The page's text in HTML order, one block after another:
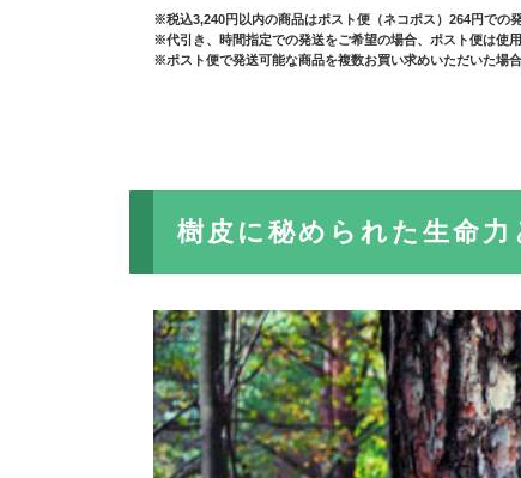
※税込3,240円以内の商品はポスト便（ネコポス）264円での発
※代引き、時間指定での発送をご希望の場合、ポスト便は使用
※ポスト便で発送可能な商品を複数お買い求めいただいた場
樹皮に秘められた生命力